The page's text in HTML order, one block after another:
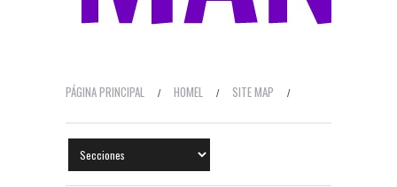
PÁGINA PRINCIPAL HOMEL
SITE MAP
CONTACTO
TEMAS HOT